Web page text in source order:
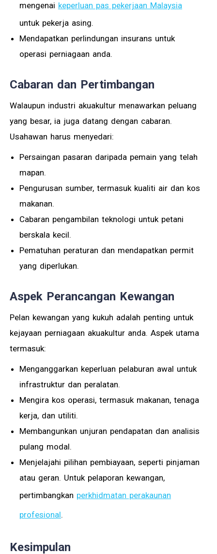
mengenai keperluan pas pekerjaan Malaysia
untuk pekerja asing.
Mendapatkan perlindungan insurans untuk
operasi perniagaan anda.
Cabaran dan Pertimbangan
Walaupun industri akuakultur menawarkan peluang
yang besar, ia juga datang dengan cabaran.
Usahawan harus menyedari:
Persaingan pasaran daripada pemain yang telah
mapan.
Pengurusan sumber, termasuk kualiti air dan kos
makanan.
Cabaran pengambilan teknologi untuk petani
berskala kecil.
Pematuhan peraturan dan mendapatkan permit
yang diperlukan.
Aspek Perancangan Kewangan
Pelan kewangan yang kukuh adalah penting untuk
kejayaan perniagaan akuakultur anda. Aspek utama
termasuk:
Menganggarkan keperluan pelaburan awal untuk
infrastruktur dan peralatan.
Mengira kos operasi, termasuk makanan, tenaga
kerja, dan utiliti.
Membangunkan unjuran pendapatan dan analisis
pulang modal.
Menjelajahi pilihan pembiayaan, seperti pinjaman
atau geran. Untuk pelaporan kewangan,
pertimbangkan perkhidmatan perakaunan
profesional.
Kesimpulan